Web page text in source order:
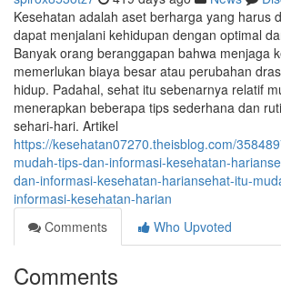
Kesehatan adalah aset berharga yang harus
dapat menjalani kehidupan dengan optimal
Banyak orang beranggapan bahwa menjaga
memerlukan biaya besar atau perubahan
hidup. Padahal, sehat itu sebenarnya relatif
menerapkan beberapa tips sederhana dan
sehari-hari. Artikel
https://kesehatan07270.theisblog.com/
mudah-tips-dan-informasi-kesehatan-
dan-informasi-kesehatan-hariansehat-itu-
informasi-kesehatan-harian
Comments
Who Upvoted
Comments